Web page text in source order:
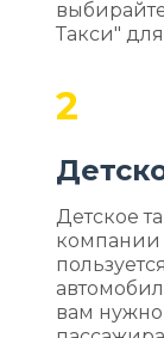
Такси"
2
Детское
компании
вам нужно